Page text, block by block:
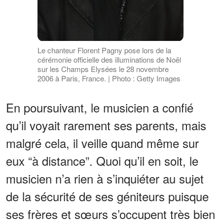
Le chanteur Florent Pagny pose lors de la
cérémonie officielle des illuminations de Noël
sur les Champs Elysées le 28 novembre
2006 à Paris, France. | Photo : Getty Images
En poursuivant, le musicien a confié
qu’il voyait rarement ses parents, mais
malgré cela, il veille quand même sur
eux “à distance”. Quoi qu’il en soit, le
musicien n’a rien à s’inquiéter au sujet
de la sécurité de ses géniteurs puisque
ses frères et sœurs s’occupent très bien